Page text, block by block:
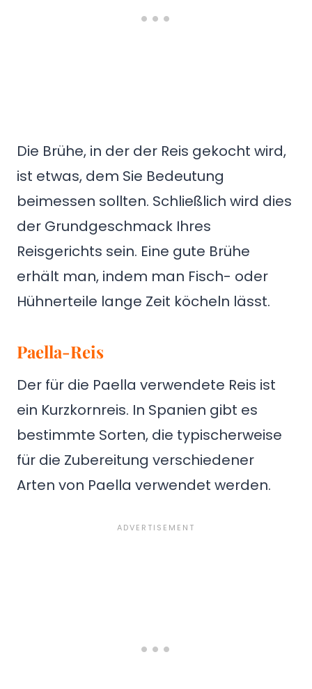
Die Brühe, in der der Reis gekocht wird,
ist etwas, dem Sie Bedeutung
beimessen sollten. Schließlich wird dies
der Grundgeschmack Ihres
Reisgerichts sein. Eine gute Brühe
erhält man, indem man Fisch- oder
Hühnerteile lange Zeit köcheln lässt.
Paella-Reis
Der für die Paella verwendete Reis ist
ein Kurzkornreis. In Spanien gibt es
bestimmte Sorten, die typischerweise
für die Zubereitung verschiedener
Arten von Paella verwendet werden.